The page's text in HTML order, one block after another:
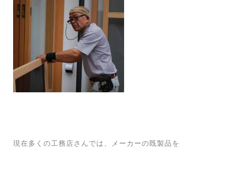
現在多くの工務店さんでは、メーカーの既製品を